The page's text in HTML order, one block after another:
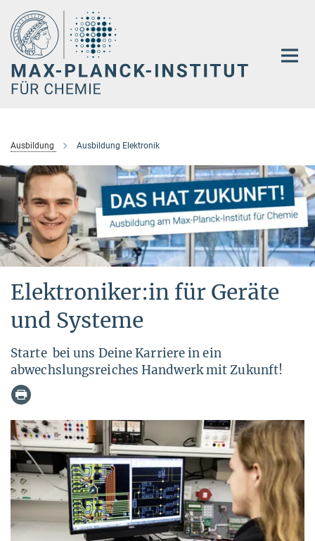
Hauptinhalt
Ausbildung Ausbildung Elektronik
Elektroniker:in für Geräte
und Systeme
Starte bei uns Deine Karriere in ein
abwechslungsreiches Handwerk mit Zukunft!